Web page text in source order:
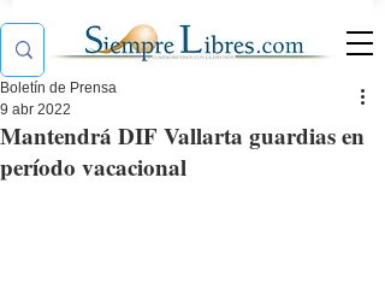
Mantendrá DIF Vallarta guardias en
período vacacional
Boletín de Prensa
9 abr 2022